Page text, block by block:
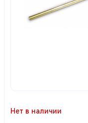
Нет в наличии